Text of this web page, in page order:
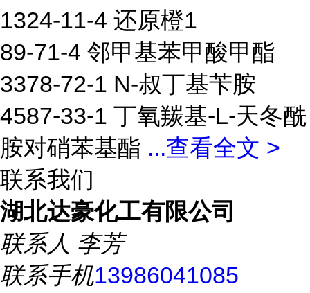
1324-11-4 还原橙1
89-71-4 邻甲基苯甲酸甲酯
3378-72-1 N-叔丁基苄胺
4587-33-1 丁氧羰基-L-天冬酰
胺对硝苯基酯 ...查看全文 >
联系我们
湖北达豪化工有限公司
联系人 李芳
联系手机13986041085